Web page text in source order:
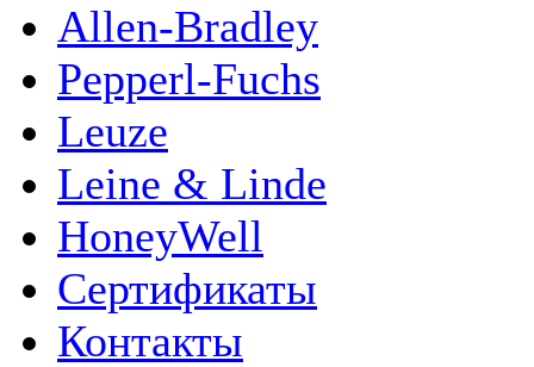
Allen-Bradley
Pepperl-Fuchs
Leuze
Leine & Linde
HoneyWell
Сертификаты
Контакты